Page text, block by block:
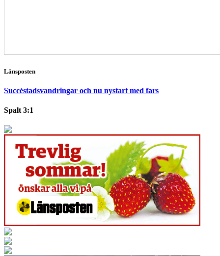
Länsposten
Succéstadsvandringar och nu nystart med fars
Spalt 3:1